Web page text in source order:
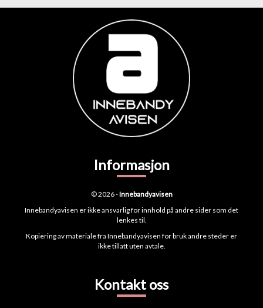
Informasjon
© 2026 -Innebandyavisen
Innebandyavisen er ikke ansvarlig for innhold på andre sider som det
lenkes til.
Kopiering av materiale fra Innebandyavisen for bruk andre steder er
ikke tillatt uten avtale.
Kontakt oss